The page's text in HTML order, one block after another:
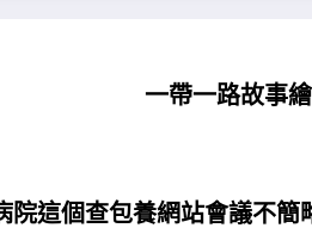
一帶一路故事
這個查包養網站會議不簡